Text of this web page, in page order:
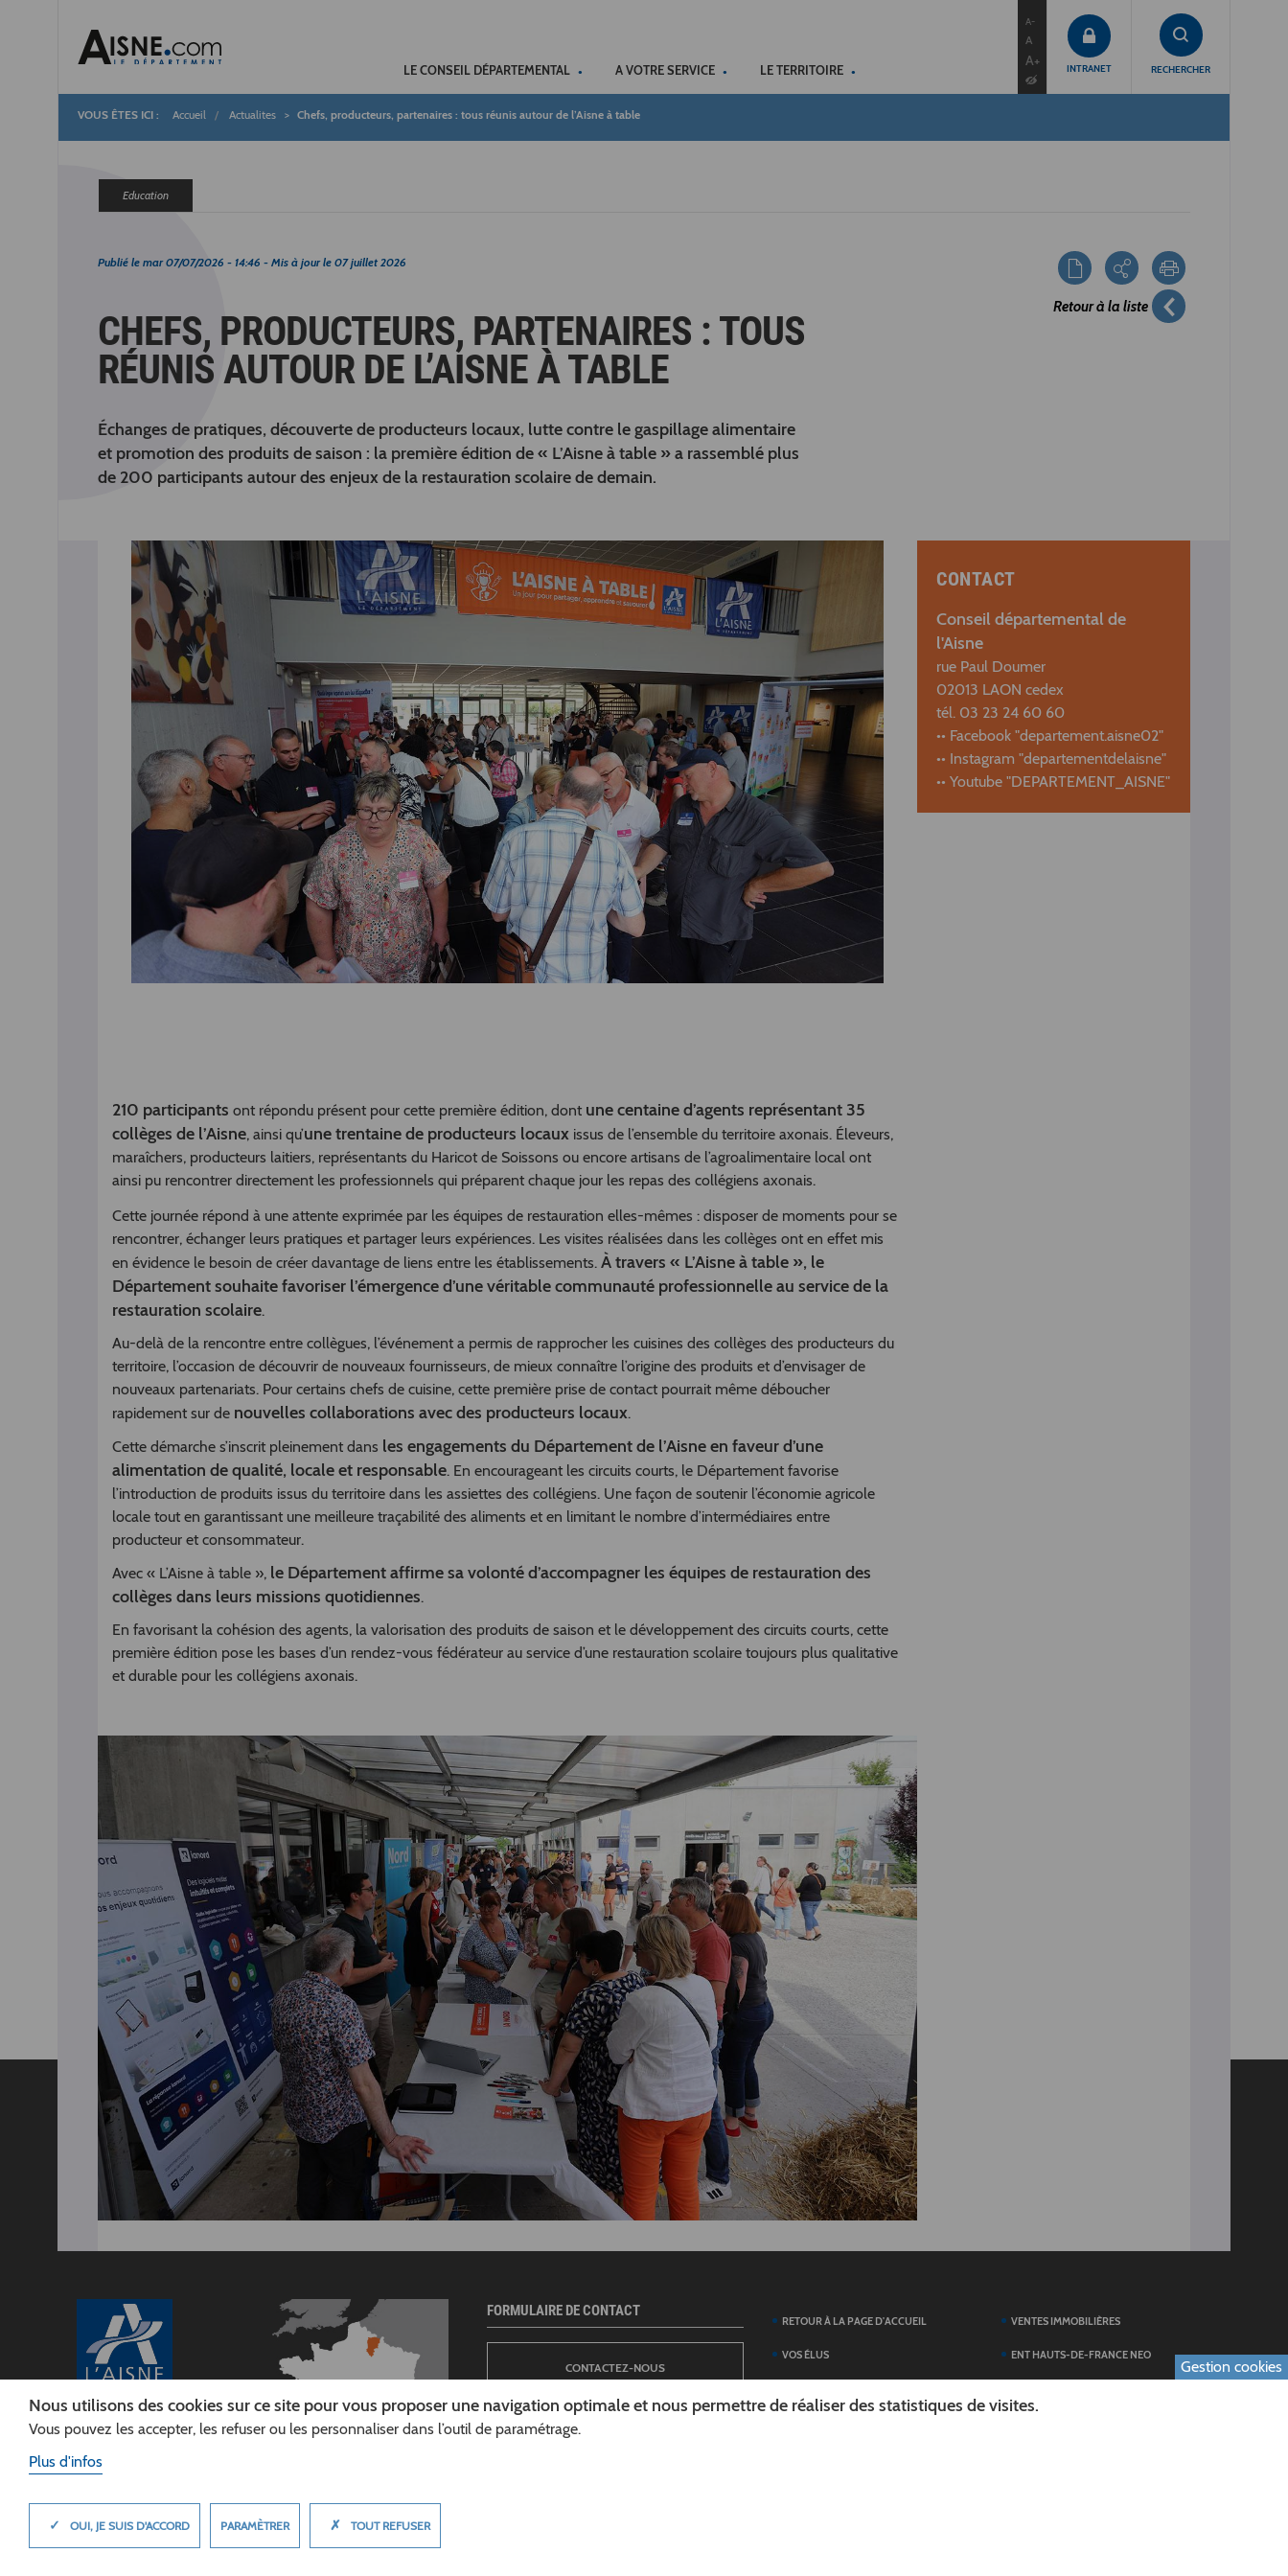
LE CONSEIL DÉPARTEMENTAL A VOTRE SERVICE LE TERRITOIRE
A-
A
A+ INTRANET RECHERCHER
Fil
d'Ariane
Accueil Actualites Chefs, producteurs, partenaires : tous réunis autour de l’Aisne à table
Education
Retour à la liste
Publié le mar 07/07/2026 - 14:46 - Mis à jour le 07 juillet 2026
CHEFS, PRODUCTEURS, PARTENAIRES : TOUS
RÉUNIS AUTOUR DE L’AISNE À TABLE
Échanges de pratiques, découverte de producteurs locaux, lutte contre le gaspillage alimentaire
et promotion des produits de saison : la première édition de « L’Aisne à table » a rassemblé plus
de 200 participants autour des enjeux de la restauration scolaire de demain.
210 participants ont répondu présent pour cette première édition, dont une centaine d’agents représentant 35
collèges de l’Aisne, ainsi qu’une trentaine de producteurs locaux issus de l’ensemble du territoire axonais. Éleveurs,
maraîchers, producteurs laitiers, représentants du Haricot de Soissons ou encore artisans de l’agroalimentaire local ont
ainsi pu rencontrer directement les professionnels qui préparent chaque jour les repas des collégiens axonais.
Cette journée répond à une attente exprimée par les équipes de restauration elles-mêmes : disposer de moments pour se
rencontrer, échanger leurs pratiques et partager leurs expériences. Les visites réalisées dans les collèges ont en effet mis
en évidence le besoin de créer davantage de liens entre les établissements. À travers « L’Aisne à table », le
Département souhaite favoriser l’émergence d’une véritable communauté professionnelle au service de la
restauration scolaire.
Au-delà de la rencontre entre collègues, l’événement a permis de rapprocher les cuisines des collèges des producteurs du
territoire, l’occasion de découvrir de nouveaux fournisseurs, de mieux connaître l’origine des produits et d’envisager de
nouveaux partenariats. Pour certains chefs de cuisine, cette première prise de contact pourrait même déboucher
rapidement sur de nouvelles collaborations avec des producteurs locaux.
Cette démarche s’inscrit pleinement dans les engagements du Département de l’Aisne en faveur d’une
alimentation de qualité, locale et responsable. En encourageant les circuits courts, le Département favorise
l’introduction de produits issus du territoire dans les assiettes des collégiens. Une façon de soutenir l’économie agricole
locale tout en garantissant une meilleure traçabilité des aliments et en limitant le nombre d’intermédiaires entre
producteur et consommateur.
Avec « L’Aisne à table », le Département affirme sa volonté d’accompagner les équipes de restauration des
collèges dans leurs missions quotidiennes.
En favorisant la cohésion des agents, la valorisation des produits de saison et le développement des circuits courts, cette
première édition pose les bases d’un rendez-vous fédérateur au service d’une restauration scolaire toujours plus qualitative
et durable pour les collégiens axonais.
CONTACT
Conseil départemental de
l'Aisne
rue Paul Doumer
02013 LAON cedex
tél. 03 23 24 60 60
•• Facebook "departement.aisne02"
•• Instagram "departementdelaisne"
•• Youtube "DEPARTEMENT_AISNE"
CONSEIL
L'AISNE
Rue Paul Doumer
FORMULAIRE DE CONTACT
CONTACTEZ-NOUS
RETOUR À LA PAGE D'ACCUEIL
VOS ÉLUS
DÉPARTEMENT
VENTES IMMOBILIÈRES
ENT HAUTS-DE-FRANCE NEO
Gestion cookies
Nous utilisons des cookies sur ce site pour vous proposer une navigation optimale et nous permettre de réaliser des statistiques de visites.
Vous pouvez les accepter, les refuser ou les personnaliser dans l’outil de paramétrage.
Plus d'infos
✓ OUI, JE SUIS D'ACCORD PARAMÈTRER ✗ TOUT REFUSER
MASQUER